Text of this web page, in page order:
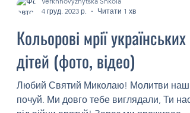
Verkhnovyznytska Shkola
4 груд. 2023 р.
Читати 1 хв
Кольорові мрії українських
дітей (фото, відео)